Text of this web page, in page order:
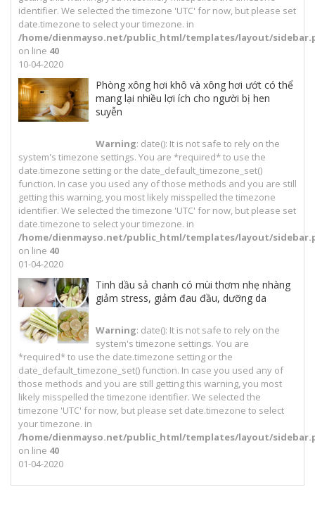
identifier. We selected the timezone 'UTC' for now, but please set
date.timezone to select your timezone. in
/home/dienmayso.net/public_html/templates/layout/
on line 40
10-04-2020
Phòng xông hơi khô và xông hơi ướt có thể
mang lại nhiều lợi ích cho người bị hen
suyễn
Warning: date(): It is not safe to rely on the
system's timezone settings. You are *required* to use the
date.timezone setting or the date_default_timezone_set()
function. In case you used any of those methods and you are still
getting this warning, you most likely misspelled the timezone
identifier. We selected the timezone 'UTC' for now, but please set
date.timezone to select your timezone. in
/home/dienmayso.net/public_html/templates/layout/
on line 40
01-04-2020
Tinh dầu sả chanh có mùi thơm nhẹ nhàng
giảm stress, giảm đau đầu, dưỡng da
Warning: date(): It is not safe to rely on the
system's timezone settings. You are
*required* to use the date.timezone setting or the
date_default_timezone_set() function. In case you used any of
those methods and you are still getting this warning, you most
likely misspelled the timezone identifier. We selected the
timezone 'UTC' for now, but please set date.timezone to select
your timezone. in
/home/dienmayso.net/public_html/templates/layout/
on line 40
01-04-2020